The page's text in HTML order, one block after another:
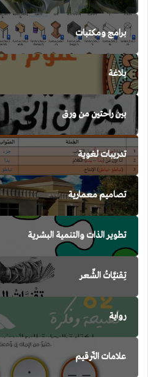
برامج ومكتبات
بلاغة
بين راحتين من ورق
تدريبات لغوية
تصاميم معمارية
تطوير الذات والتنمية البشرية
تِقنيَّاتُ الشِّعر
رواية
علامات التّرقيم